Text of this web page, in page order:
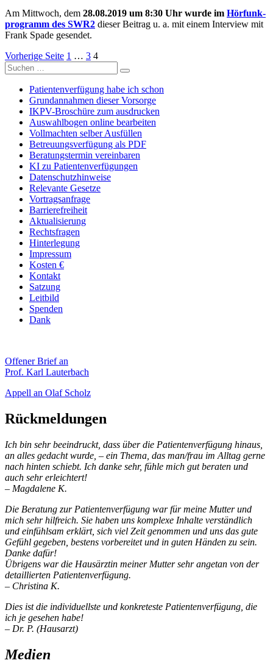
Am Mitt­woch, dem 28.08.2019 um 8:30 Uhr wur­de im Hör­funk­
pro­gramm des SWR2 die­ser Bei­trag u. a. mit einem Inter­view mit
Frank Spa­de gesen­det.
Seitennummerierung
der
Beiträge
Vorherige Seite Seite
1 … Seite
3 Seite
4
Suchen
nach:
Suchen
Patientenverfügung habe ich schon
Grundannahmen dieser Vorsorge
IKPV-Broschüre zum ausdrucken
Auswahlbogen online bearbeiten
Vollmachten selber Ausfüllen
Betreuungsverfügung als PDF
Beratungstermin vereinbaren
KI zu Patientenverfügungen
Datenschutzhinweise
Relevante Gesetze
Vortragsanfrage
Barrierefreiheit
Aktualisierung
Rechtsfragen
Hinterlegung
Impressum
Kosten €
Kontakt
Satzung
Leitbild
Spenden
Dank
Offener Brief an
Prof. Karl Lauterbach
Appell an Olaf Scholz
Rückmeldungen
Ich bin sehr beeindruckt, dass über die Patientenverfügung hinaus,
an alles gedacht wurde, – ein Thema, das man/frau im Alltag gerne
nach hinten schiebt. Ich danke sehr, fühle mich gut beraten und
auch sehr erleichtert!
– Magdalene K.
Die Beratung zur Patientenverfügung war für meine Mutter und
mich sehr hilfreich. Sie haben uns komplexe Inhalte verständlich
und einfühlsam erklärt, sich viel Zeit genommen und uns das gute
Gefühl gegeben, bestens vorbereitet und in guten Händen zu sein.
Danke dafür!
Übrigens war die Hausärztin meiner Mutter sehr angetan von der
detaillierten Patientenverfügung.
– Christina K.
Dies ist die individuellste und konkreteste Patientenverfügung, die
ich je gesehen habe!
– Dr. P. (Hausarzt)
Medien